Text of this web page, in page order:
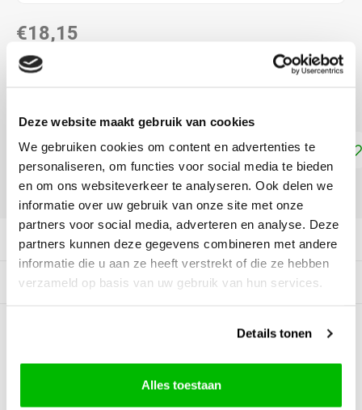
Deze website maakt gebruik van cookies
We gebruiken cookies om content en advertenties te
personaliseren, om functies voor social media te bieden
en om ons websiteverkeer te analyseren. Ook delen we
informatie over uw gebruik van onze site met onze
partners voor social media, adverteren en analyse. Deze
partners kunnen deze gegevens combineren met andere
informatie die u aan ze heeft verstrekt of die ze hebben
verzameld op basis van uw gebruik van hun services.
Details tonen
Alles toestaan
€18,15
DIRECT LEVERBAAR
Toevoegen aan winkelwagen
DELEN:
Productomschrijving
Gerelateerde producten